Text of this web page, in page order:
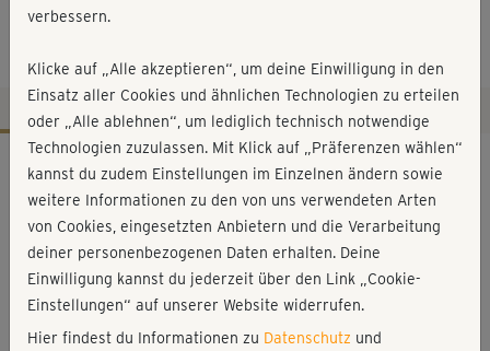
Qigong - Lockerung I
Workout-Facts
leicht
16 Min
58 kcal
Young-Ho Kim
keine
verbessern.
Klicke auf „Alle akzeptieren“, um deine Einwilligung in den
Einsatz aller Cookies und ähnlichen Technologien zu erteilen
oder „Alle ablehnen“, um lediglich technisch notwendige
Technologien zuzulassen. Mit Klick auf „Präferenzen wählen“
kannst du zudem Einstellungen im Einzelnen ändern sowie
weitere Informationen zu den von uns verwendeten Arten
von Cookies, eingesetzten Anbietern und die Verarbeitung
deiner personenbezogenen Daten erhalten. Deine
Einwilligung kannst du jederzeit über den Link „Cookie-
Einstellungen“ auf unserer Website widerrufen.
Hier findest du Informationen zu Datenschutz und